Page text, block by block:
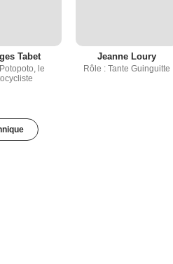
Tabet
le
Jeanne Loury
Rôle : Tante Guinguitte